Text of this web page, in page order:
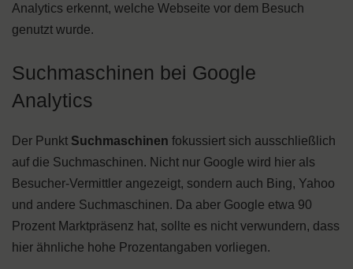
Analytics erkennt, welche Webseite vor dem Besuch
genutzt wurde.
Suchmaschinen bei Google
Analytics
Der Punkt Suchmaschinen fokussiert sich ausschließlich
auf die Suchmaschinen. Nicht nur Google wird hier als
Besucher-Vermittler angezeigt, sondern auch Bing, Yahoo
und andere Suchmaschinen. Da aber Google etwa 90
Prozent Marktpräsenz hat, sollte es nicht verwundern, dass
hier ähnliche hohe Prozentangaben vorliegen.